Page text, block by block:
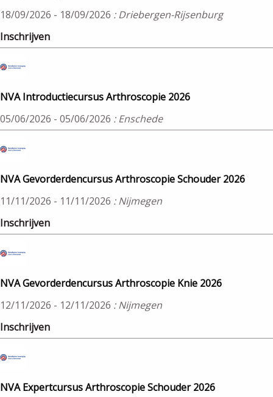
18/09/2026 - 18/09/2026 : Driebergen-Rijsenburg
Inschrijven
NVA Introductiecursus Arthroscopie 2026
05/06/2026 - 05/06/2026 : Enschede
NVA Gevorderdencursus Arthroscopie Schouder 2026
11/11/2026 - 11/11/2026 : Nijmegen
Inschrijven
NVA Gevorderdencursus Arthroscopie Knie 2026
12/11/2026 - 12/11/2026 : Nijmegen
Inschrijven
NVA Expertcursus Arthroscopie Schouder 2026